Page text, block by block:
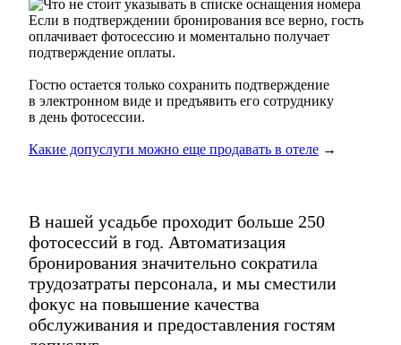
Если в подтверждении бронирования все верно, гость
оплачивает фотосессию и моментально получает
подтверждение оплаты.
Гостю остается только сохранить подтверждение
в электронном виде и предъявить его сотруднику
в день фотосессии.
Какие допуслуги можно еще продавать в отеле →
В нашей усадьбе проходит больше 250
фотосессий в год. Автоматизация
бронирования значительно сократила
трудозатраты персонала, и мы сместили
фокус на повышение качества
обслуживания и предоставления гостям